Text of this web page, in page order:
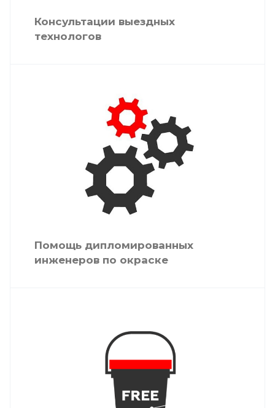
Консультации выездных
технологов
Помощь дипломированных
инженеров по окраске